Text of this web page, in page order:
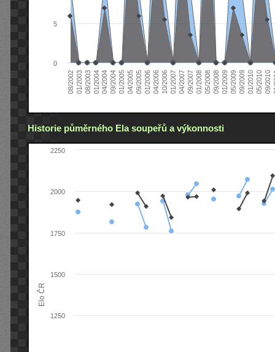
08/200201/200308/200301/200404/200409/200401/200504/200509/200501/200604/200610/200601/200704/200709/200701/200805/200809/200801/200905/200909/200901/201005/201009/2010
0
5
Historie půměrného Ela soupeřů a výkonnosti
Elo ČR
2000
1250
1500
1750
2250